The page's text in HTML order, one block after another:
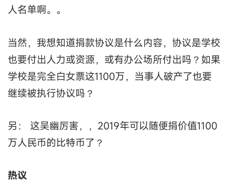
人名单啊。。
当然，我想知道捐款协议是什么内容，协议是学校
也要付出人力或资源，或有办公场所付出吗？如果
学校是完全白女票这1100万，当事人破产了也要
继续被执行协议吗？
另： 这吴幽厉害，，2019年可以随便捐价值1100
万人民币的比特币了？
热议